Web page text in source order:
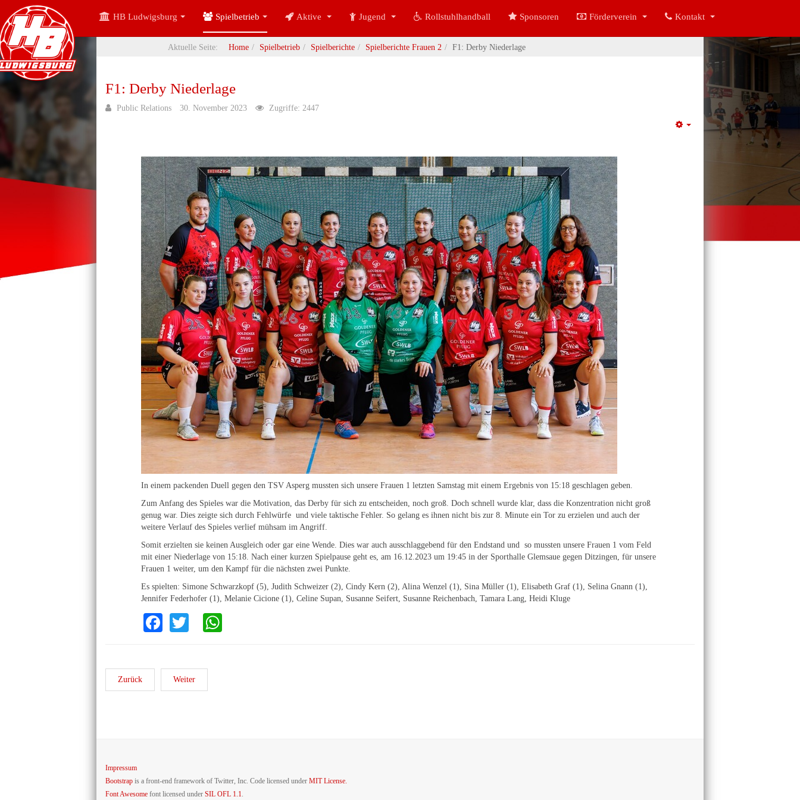
HB Ludwigsburg Spielbetrieb Aktive Jugend Rollstuhlhandball Sponsoren Förderverein Kontakt
Aktuelle Seite: Home Spielbetrieb Spielberichte Spielberichte Frauen 2 F1: Derby Niederlage
F1: Derby Niederlage
Public Relations 30. November 2023 Zugriffe: 2447
Empty
In einem packenden Duell gegen den TSV Asperg mussten sich unsere Frauen 1 letzten Samstag mit einem Ergebnis von 15:18 geschlagen geben.
Zum Anfang des Spieles war die Motivation, das Derby für sich zu entscheiden, noch groß. Doch schnell wurde klar, dass die Konzentration nicht groß
genug war. Dies zeigte sich durch Fehlwürfe und viele taktische Fehler. So gelang es ihnen nicht bis zur 8. Minute ein Tor zu erzielen und auch der
weitere Verlauf des Spieles verlief mühsam im Angriff.
Somit erzielten sie keinen Ausgleich oder gar eine Wende. Dies war auch ausschlaggebend für den Endstand und so mussten unsere Frauen 1 vom Feld
mit einer Niederlage von 15:18. Nach einer kurzen Spielpause geht es, am 16.12.2023 um 19:45 in der Sporthalle Glemsaue gegen Ditzingen, für unsere
Frauen 1 weiter, um den Kampf für die nächsten zwei Punkte.
Es spielten: Simone Schwarzkopf (5), Judith Schweizer (2), Cindy Kern (2), Alina Wenzel (1), Sina Müller (1), Elisabeth Graf (1), Selina Gnann (1),
Jennifer Federhofer (1), Melanie Cicione (1), Celine Supan, Susanne Seifert, Susanne Reichenbach, Tamara Lang, Heidi Kluge
Facebook
Twitter
Zurück Weiter
Impressum
Bootstrap is a front-end framework of Twitter, Inc. Code licensed under MIT License.
Font Awesome font licensed under SIL OFL 1.1